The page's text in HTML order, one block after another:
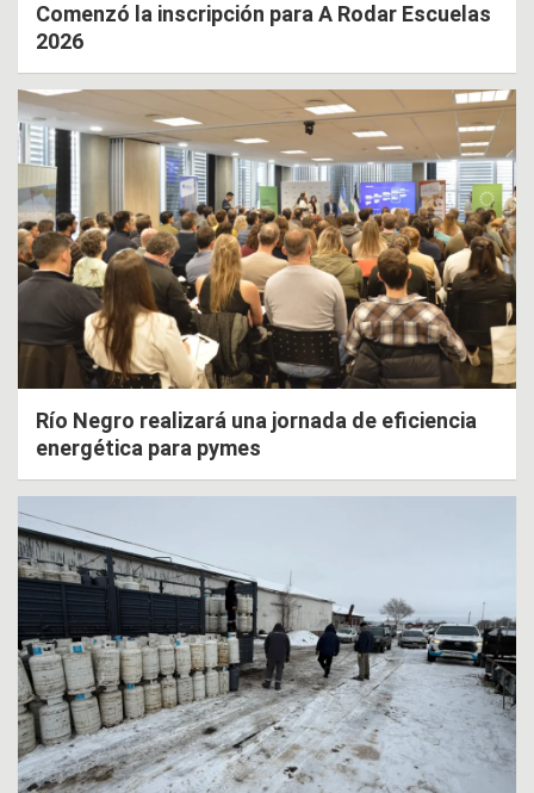
Comenzó la inscripción para A Rodar Escuelas
2026
Río Negro realizará una jornada de eficiencia
energética para pymes